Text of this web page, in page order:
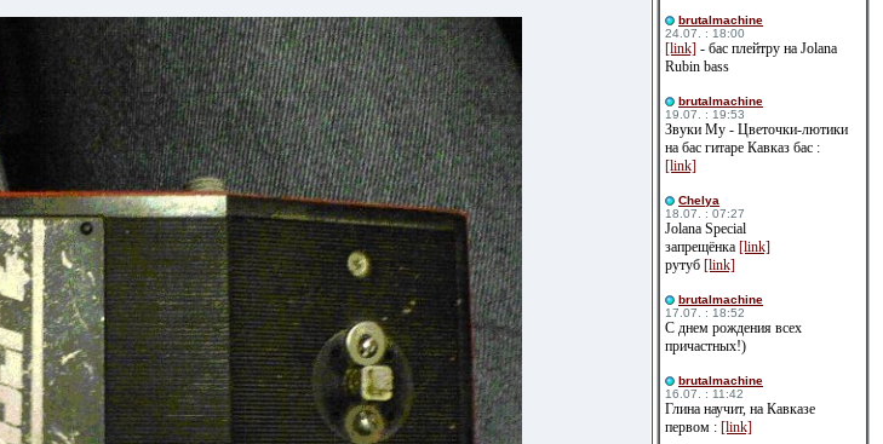
brutalmachine
24.07. : 18:00
[link] - бас плейтру на Jolana
Rubin bass
brutalmachine
19.07. : 19:53
Звуки Му - Цветочки-лютики
на бас гитаре Кавказ бас :
[link]
Сhelya
18.07. : 07:27
Jolana Special
запрещёнка [link]
рутуб [link]
brutalmachine
17.07. : 18:52
С днем рождения всех
причастных!)
brutalmachine
16.07. : 11:42
Глина научит, на Кавказе
первом : [link]